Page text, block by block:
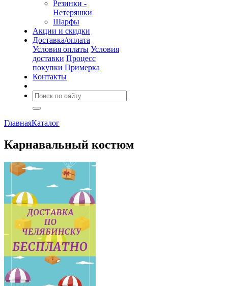
Резинки -
Нетеряшки
Шарфы
Акции и скидки
Доставка/оплата
Условия оплаты Условия
доставки Процесс
покупки Примерка
Контакты
ГлавнаяКаталог
Карнавальный костюм